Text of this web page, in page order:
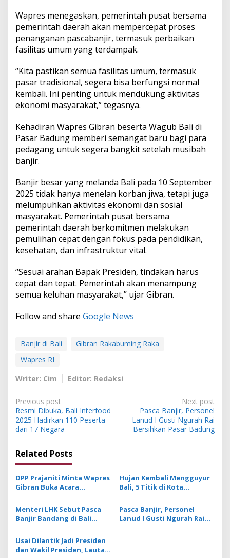
Wapres menegaskan, pemerintah pusat bersama
pemerintah daerah akan mempercepat proses
penanganan pascabanjir, termasuk perbaikan
fasilitas umum yang terdampak.
“Kita pastikan semua fasilitas umum, termasuk
pasar tradisional, segera bisa berfungsi normal
kembali. Ini penting untuk mendukung aktivitas
ekonomi masyarakat,” tegasnya.
Kehadiran Wapres Gibran beserta Wagub Bali di
Pasar Badung memberi semangat baru bagi para
pedagang untuk segera bangkit setelah musibah
banjir.
Banjir besar yang melanda Bali pada 10 September
2025 tidak hanya menelan korban jiwa, tetapi juga
melumpuhkan aktivitas ekonomi dan sosial
masyarakat. Pemerintah pusat bersama
pemerintah daerah berkomitmen melakukan
pemulihan cepat dengan fokus pada pendidikan,
kesehatan, dan infrastruktur vital.
“Sesuai arahan Bapak Presiden, tindakan harus
cepat dan tepat. Pemerintah akan menampung
semua keluhan masyarakat,” ujar Gibran.
Follow and share Google News
Banjir di Bali
Gibran Rakabuming Raka
Wapres RI
Writer: Cim
Editor: Redaksi
P
o
s
t
n
a
v
i
g
a
t
Previous post
Resmi Dibuka, Bali Interfood
2025 Hadirkan 110 Peserta
dari 17 Negara
Next post
Pasca Banjir, Personel
Lanud I Gusti Ngurah Rai
Bersihkan Pasar Badung
Related Posts
DPP Prajaniti Minta Wapres
Gibran Buka Acara
Pengusaha Hindu yang
Bakal Digelar di Bali
Hujan Kembali Mengguyur
Bali, 5 Titik di Kota
Menteri LHK Sebut Pasca
Banjir Bandang di Bali
Ton Sampah
Pasca Banjir, Personel
Lanud I Gusti Ngurah Rai
Usai Dilantik Jadi Presiden
dan Wakil Presiden, Lautan